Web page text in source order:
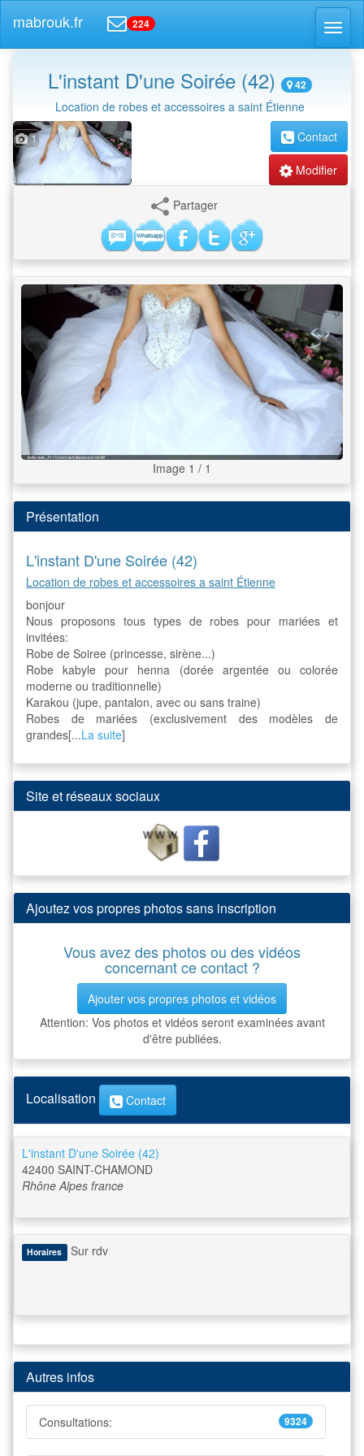
mabrouk.fr 224
L'instant D'une Soirée (42) 42
Location de robes et accessoires a saint Étienne
1
Contact
Modifier
Partager
Image 1 / 1
Présentation
L'instant D'une Soirée (42)
Location de robes et accessoires a saint Étienne
bonjour
Nous proposons tous types de robes pour mariées et
invitées:
Robe de Soiree (princesse, sirène...)
Robe kabyle pour henna (dorée argentée ou colorée
moderne ou traditionnelle)
Karakou (jupe, pantalon, avec ou sans traine)
Robes de mariées (exclusivement des modèles de
grandes[...La suite]
Site et réseaux sociaux
Ajoutez vos propres photos sans inscription
Vous avez des photos ou des vidéos
concernant ce contact ?
Ajouter vos propres photos et vidéos
Attention: Vos photos et vidéos seront examinées avant
d'être publiées.
Localisation Contact
L'instant D'une Soirée (42)
42400 SAINT-CHAMOND
Rhône Alpes france
Horaires Sur rdv
Autres infos
Consultations: 9324